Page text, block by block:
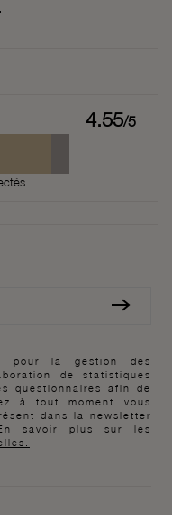
4.55/5
pour la gestion des
de statistiques
questionnaires afin de
à tout moment vous
dans la newsletter
savoir plus sur les